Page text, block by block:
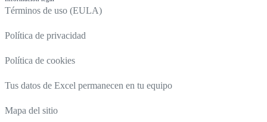
Términos de uso (EULA)
Política de privacidad
Política de cookies
Tus datos de Excel permanecen en tu equipo
Mapa del sitio